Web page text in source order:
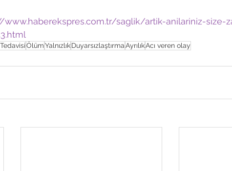
www.haberekspres.com.tr/saglik/artik-anilariniz-size-
ÖlümYalnızlıkDuyarsızlaştırmaAyrılıkAcı veren olay